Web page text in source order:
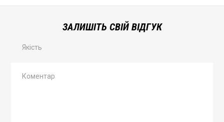
ЗАЛИШІТЬ СВІЙ ВІДГУК
Якість